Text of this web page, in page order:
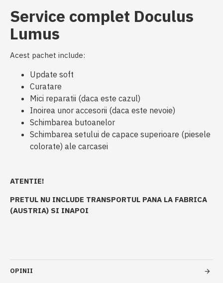
Service complet Doculus
Lumus
Acest pachet include:
Update soft
Curatare
Mici reparatii (daca este cazul)
Inoirea unor accesorii (daca este nevoie)
Schimbarea butoanelor
Schimbarea setului de capace superioare (piesele
colorate) ale carcasei
ATENTIE!
PRETUL NU INCLUDE TRANSPORTUL PANA LA FABRICA
(AUSTRIA) SI INAPOI
OPINII